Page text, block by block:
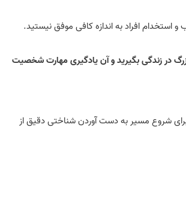
استخدام افراد به اندازه کافی موفق نیستید.
در زندگی بگیرید و آن یادگیری مهارت شخصیت
شروع مسیر به دست آوردن شناختی دقیق از